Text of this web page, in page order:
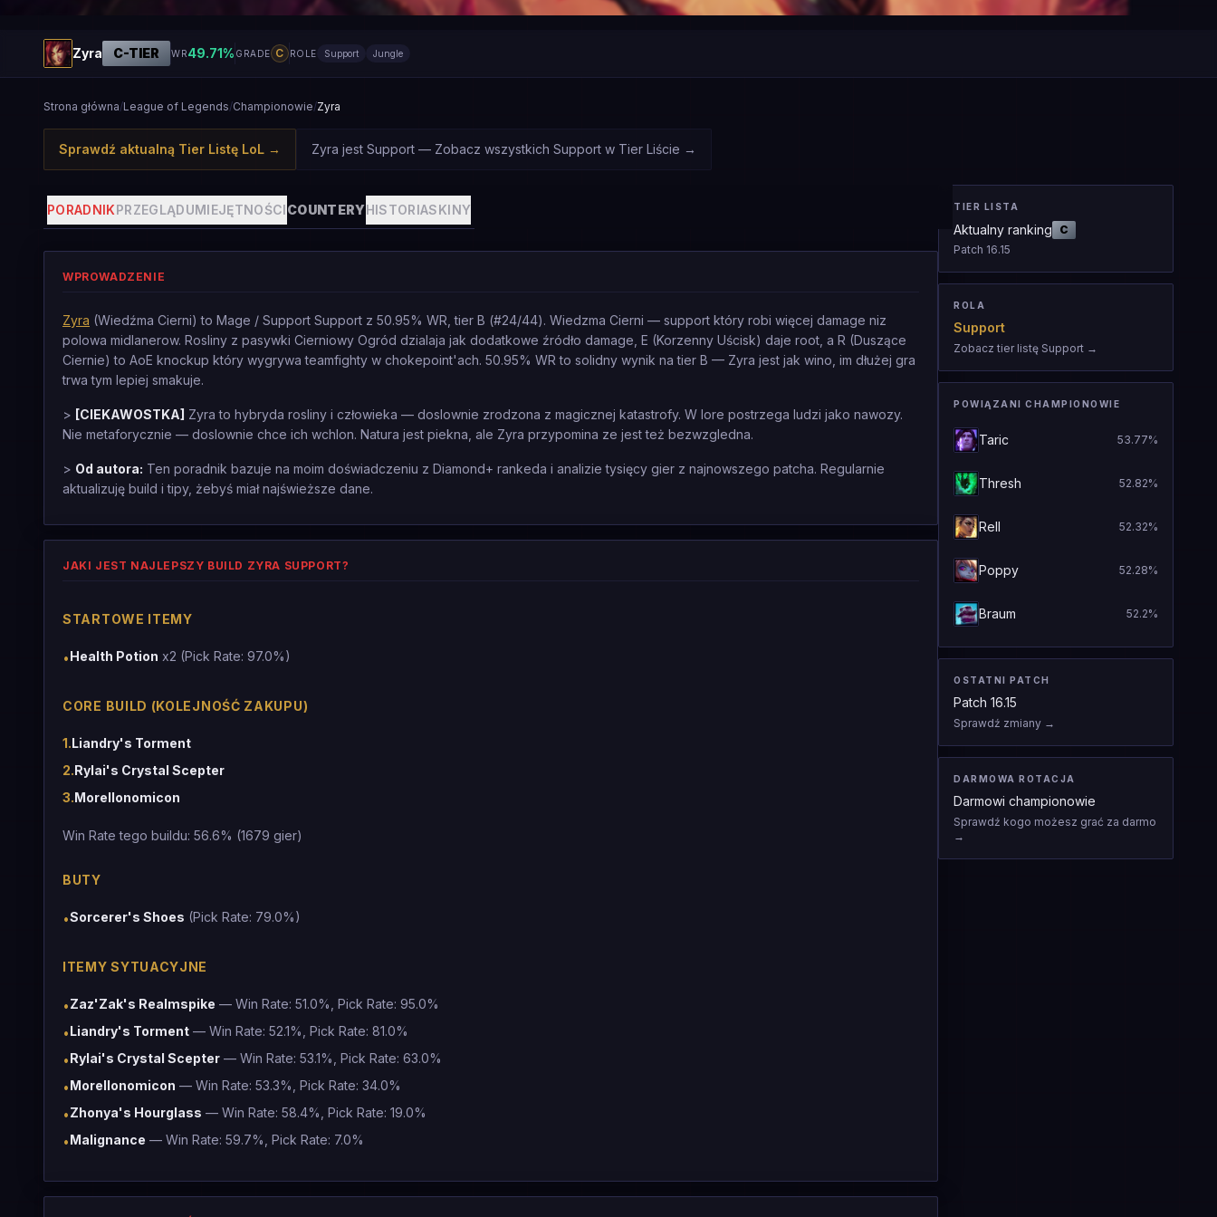
Zyra C-TIER WR49.71% GRADE C ROLE Support Jungle
Strona główna/League of Legends/Championowie/Zyra
Sprawdź aktualną Tier Listę LoL → Zyra jest Support — Zobacz wszystkich Support w Tier Liście →
PORADNIKPRZEGLĄDUMIEJĘTNOŚCICOUNTERYHISTORIASKINY
WPROWADZENIE
Zyra (Wiedźma Cierni) to Mage / Support Support z 50.95% WR, tier B (#24/44). Wiedzma Cierni — support który robi więcej damage niz
polowa midlanerow. Rosliny z pasywki Cierniowy Ogród dzialaja jak dodatkowe źródło damage, E (Korzenny Uścisk) daje root, a R (Duszące
Ciernie) to AoE knockup który wygrywa teamfighty w chokepoint'ach. 50.95% WR to solidny wynik na tier B — Zyra jest jak wino, im dłużej gra
trwa tym lepiej smakuje.
> [CIEKAWOSTKA] Zyra to hybryda rosliny i człowieka — doslownie zrodzona z magicznej katastrofy. W lore postrzega ludzi jako nawozy.
Nie metaforycznie — doslownie chce ich wchlon. Natura jest piekna, ale Zyra przypomina ze jest też bezwzgledna.
> Od autora: Ten poradnik bazuje na moim doświadczeniu z Diamond+ rankeda i analizie tysięcy gier z najnowszego patcha. Regularnie
aktualizuję build i tipy, żebyś miał najświeższe dane.
JAKI JEST NAJLEPSZY BUILD ZYRA SUPPORT?
STARTOWE ITEMY
•Health Potion x2 (Pick Rate: 97.0%)
CORE BUILD (KOLEJNOŚĆ ZAKUPU)
1.Liandry's Torment
2.Rylai's Crystal Scepter
3.Morellonomicon
Win Rate tego buildu: 56.6% (1679 gier)
BUTY
•Sorcerer's Shoes (Pick Rate: 79.0%)
ITEMY SYTUACYJNE
•Zaz'Zak's Realmspike — Win Rate: 51.0%, Pick Rate: 95.0%
•Liandry's Torment — Win Rate: 52.1%, Pick Rate: 81.0%
•Rylai's Crystal Scepter — Win Rate: 53.1%, Pick Rate: 63.0%
•Morellonomicon — Win Rate: 53.3%, Pick Rate: 34.0%
•Zhonya's Hourglass — Win Rate: 58.4%, Pick Rate: 19.0%
•Malignance — Win Rate: 59.7%, Pick Rate: 7.0%
TIER LISTA
Aktualny ranking
C
Patch 16.15
ROLA
Support
Zobacz tier listę Support →
POWIĄZANI CHAMPIONOWIE
Taric 53.77%
Thresh 52.82%
Rell 52.32%
Poppy 52.28%
Braum 52.2%
OSTATNI PATCH
Patch 16.15
Sprawdź zmiany →
DARMOWA ROTACJA
Darmowi championowie
Sprawdź kogo możesz grać za darmo
→